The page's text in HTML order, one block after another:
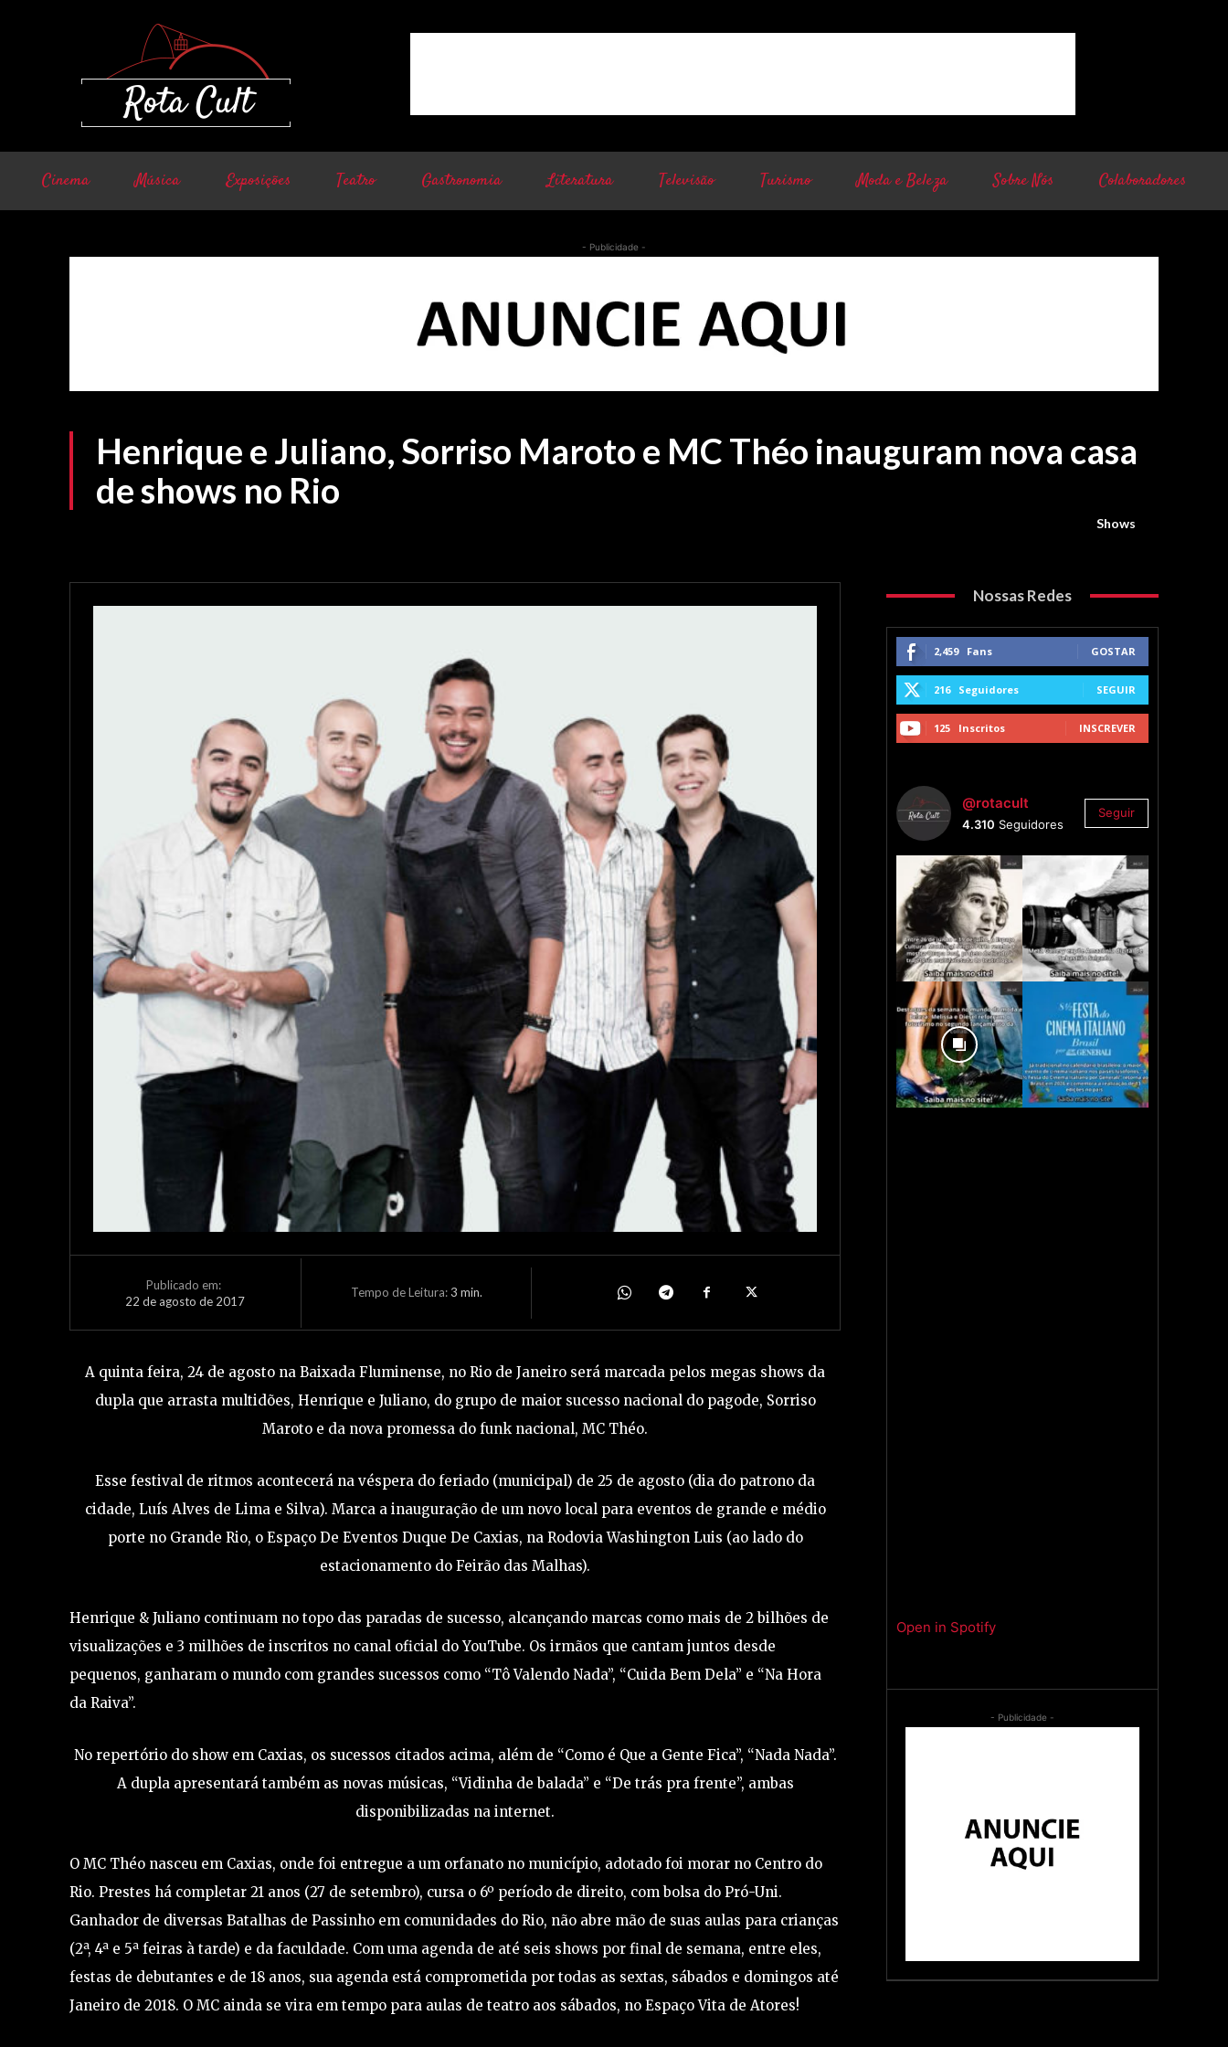
Cinema Música Exposições Teatro Gastronomia Literatura Televisão Turismo Moda e Beleza Sobre Nós Colaboradores
- Publicidade -
Henrique e Juliano, Sorriso Maroto e MC Théo inauguram nova casa
de shows no Rio
Shows
Publicado em:
22 de agosto de 2017
Tempo de Leitura:3 min.
A quinta feira, 24 de agosto na Baixada Fluminense, no Rio de Janeiro será marcada pelos megas shows da
dupla que arrasta multidões, Henrique e Juliano, do grupo de maior sucesso nacional do pagode, Sorriso
Maroto e da nova promessa do funk nacional, MC Théo.
Esse festival de ritmos acontecerá na véspera do feriado (municipal) de 25 de agosto (dia do patrono da
cidade, Luís Alves de Lima e Silva). Marca a inauguração de um novo local para eventos de grande e médio
porte no Grande Rio, o Espaço De Eventos Duque De Caxias, na Rodovia Washington Luis (ao lado do
estacionamento do Feirão das Malhas).
Henrique & Juliano continuam no topo das paradas de sucesso, alcançando marcas como mais de 2 bilhões de
visualizações e 3 milhões de inscritos no canal oficial do YouTube. Os irmãos que cantam juntos desde
pequenos, ganharam o mundo com grandes sucessos como “Tô Valendo Nada”, “Cuida Bem Dela” e “Na Hora
da Raiva”.
No repertório do show em Caxias, os sucessos citados acima, além de “Como é Que a Gente Fica”, “Nada Nada”.
A dupla apresentará também as novas músicas, “Vidinha de balada” e “De trás pra frente”, ambas
disponibilizadas na internet.
O MC Théo nasceu em Caxias, onde foi entregue a um orfanato no município, adotado foi morar no Centro do
Rio. Prestes há completar 21 anos (27 de setembro), cursa o 6º período de direito, com bolsa do Pró-Uni.
Ganhador de diversas Batalhas de Passinho em comunidades do Rio, não abre mão de suas aulas para crianças
(2ª, 4ª e 5ª feiras à tarde) e da faculdade. Com uma agenda de até seis shows por final de semana, entre eles,
festas de debutantes e de 18 anos, sua agenda está comprometida por todas as sextas, sábados e domingos até
Janeiro de 2018. O MC ainda se vira em tempo para aulas de teatro aos sábados, no Espaço Vita de Atores!
Nossas Redes
2,459 Fans GOSTAR
216 Seguidores SEGUIR
125 Inscritos INSCREVER
@rotacult
4.310 Seguidores
Seguir
Open in Spotify
- Publicidade -